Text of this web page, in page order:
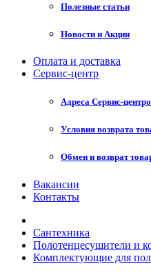
Полезные статьи
Новости и Акции
Оплата и доставка
Сервис-центр
Адреса Сервис-
Условия возврата
Обмен и возврат
Вакансии
Контакты
Сантехника
Полотенцесушители и
Комплектующие для